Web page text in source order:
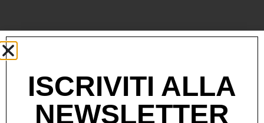
ISCRIVITI ALLA
NEWSLETTER